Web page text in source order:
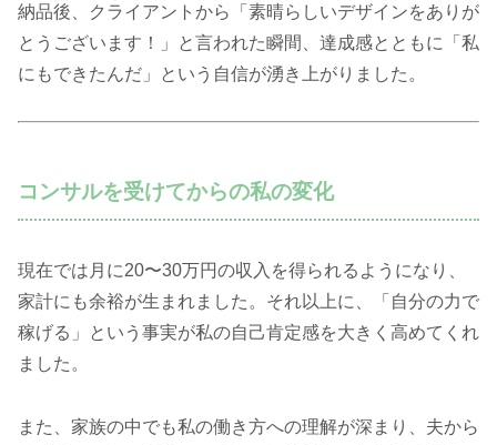
納品後、クライアントから「素晴らしいデザインをありが
とうございます！」と言われた瞬間、達成感とともに「私
にもできたんだ」という自信が湧き上がりました。
コンサルを受けてからの私の変化
現在では月に20〜30万円の収入を得られるようになり、
家計にも余裕が生まれました。それ以上に、「自分の力で
稼げる」という事実が私の自己肯定感を大きく高めてくれ
ました。
また、家族の中でも私の働き方への理解が深まり、夫から